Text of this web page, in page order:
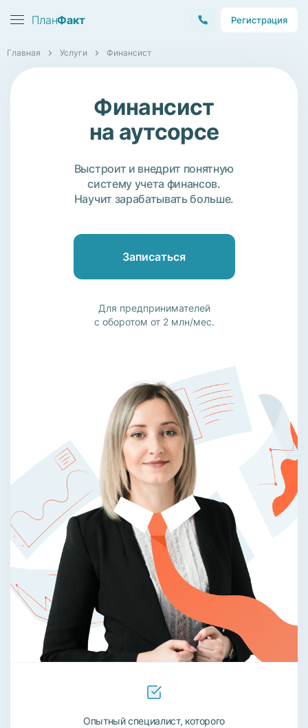
ПланФакт Регистрация
Главная Услуги Финансист
Финансист
на аутсорсе
Выстроит и внедрит понятную
систему учета финансов.
Научит зарабатывать больше.
Записаться
Для предпринимателей
с оборотом от 2 млн/мес.
Опытный специалист, которого